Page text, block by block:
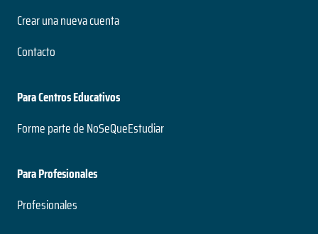
Crear una nueva cuenta
Contacto
Para Centros Educativos
Forme parte de NoSeQueEstudiar
Para Profesionales
Profesionales